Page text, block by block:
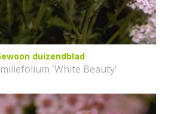
duizendblad
'White Beauty'